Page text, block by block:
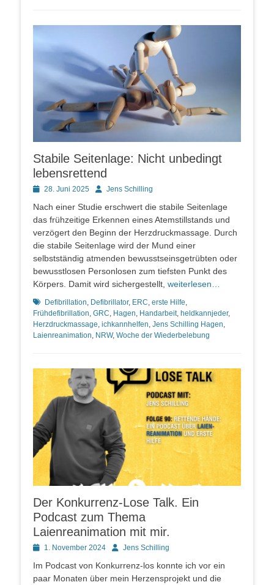
Stabile Seitenlage: Nicht unbedingt
lebensrettend
Posted28. Juni 2025 AutorJens Schilling
Nach einer Studie erschwert die stabile Seitenlage
das frühzeitige Erkennen eines Atemstillstands und
verzögert den Beginn der Herzdruckmassage. Durch
die stabile Seitenlage wird der Mund einer
selbstständig atmenden bewusstseinsgetrübten oder
bewusstlosen Personlosen zum tiefsten Punkt des
Körpers. Damit wird sichergestellt, weiterlesen…
Schlagworte
Defibrillation, Defibrillator, ERC, erste Hilfe,
Frühdefibrillation, GRC, Hagen, Handarbeit, heldkannjeder,
Herzdruckmassage, ichkannhelfen, Jens Schilling Hagen,
Laienreanimation, NRW, Woche der Wiederbelebung
Der Konkurrenz-Lose Talk. Ein
Podcast zum Thema
Laienreanimation mit mir.
Posted1. November 2024 AutorJens Schilling
Im Podcast von Konkurrenz-los konnte ich vor ein
paar Monaten über mein Herzensprojekt und die